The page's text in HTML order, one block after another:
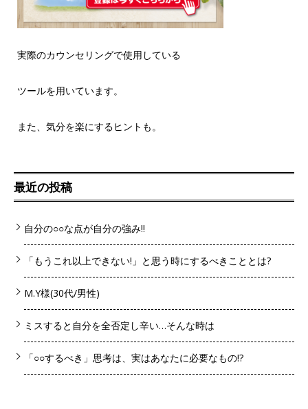
実際のカウンセリングで使用している
ツールを用いています。
また、気分を楽にするヒントも。
最近の投稿
自分の○○な点が自分の強み!!
「もうこれ以上できない!」と思う時にするべきこととは?
M.Y様(30代/男性)
ミスすると自分を全否定し辛い…そんな時は
「○○するべき」思考は、実はあなたに必要なもの!?